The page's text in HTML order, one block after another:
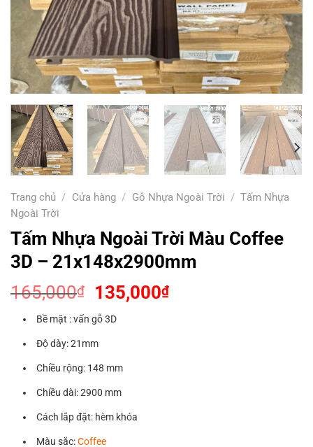
Trang chủ / Cửa hàng / Gỗ Nhựa Ngoài Trời / Tấm Nhựa
Ngoài Trời
Tấm Nhựa Ngoài Trời Màu Coffee
3D – 21x148x2900mm
165,000₫
Giá
gốc
là:
165,000₫.
135,000₫Giá
Bề mặt : vấn gỗ 3D
Độ dày: 21mm
Chiều rộng: 148 mm
Chiều dài: 2900 mm
Cách lắp đặt: hèm khóa
Màu sắc:Coffee